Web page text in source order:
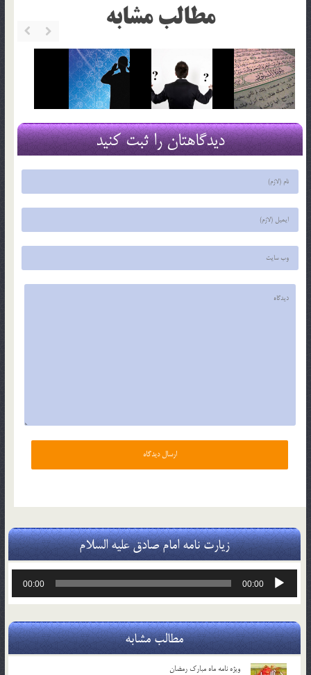
مطالب مشابه
دیدگاهتان را ثبت کنید
زیارت نامه امام صادق علیه السلام
پخش‌کننده
00:00
00:00
مطالب مشابه
ویژه نامه ماه مبارک رمضان